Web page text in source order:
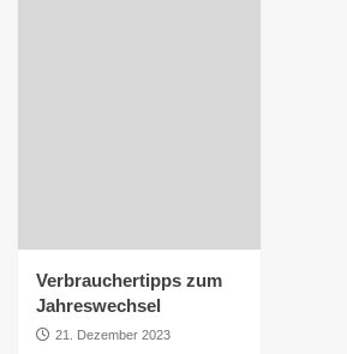
Verbrauchertipps zum
Jahreswechsel
21. Dezember 2023